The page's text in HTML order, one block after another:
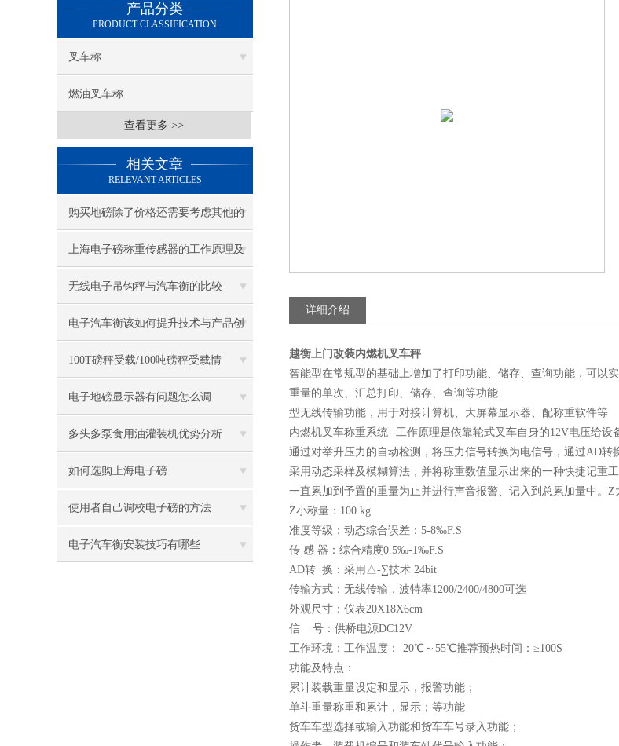
产品分类
PRODUCT CLASSIFICATION
叉车称
燃油叉车称
查看更多 >>
相关文章
RELEVANT ARTICLES
购买地磅除了价格还需要考虑其他的
因素
上海电子磅称重传感器的工作原理及
参数
无线电子吊钩秤与汽车衡的比较
电子汽车衡该如何提升技术与产品创
新？
100T磅秤受载/100吨磅秤受载情
况/100T磅秤受载情况说明
电子地磅显示器有问题怎么调
多头多泵食用油灌装机优势分析
如何选购上海电子磅
使用者自己调校电子磅的方法
电子汽车衡安装技巧有哪些
详细介绍
越衡上门改装内燃机叉车秤
智能型在常规型的基础上增加了打印功能、储存、查询功能，可以实
重量的单次、汇总打印、储存、查询等功能
型无线传输功能，用于对接计算机、大屏幕显示器、配称重软件等
内燃机叉车称重系统--工作原理是依靠轮式叉车自身的12V电压给设
通过对举升压力的自动检测，将压力信号转换为电信号，通过AD转
采用动态采样及模糊算法，并将称重数值显示出来的一种快捷记重
一直累加到予置的重量为止并进行声音报警、记入到总累加量中。Z
Z小称量：100 kg
准度等级：动态综合误差：5-8‰F.S
传 感 器：综合精度0.5‰-1‰F.S
AD转 换：采用△-∑技术 24bit
传输方式：无线传输，波特率1200/2400/4800可选
外观尺寸：仪表20X18X6cm
信 号：供桥电源DC12V
工作环境：工作温度：-20℃～55℃推荐预热时间：≥100S
功能及特点：
累计装载重量设定和显示，报警功能；
单斗重量称重和累计，显示；等功能
货车车型选择或输入功能和货车车号录入功能；